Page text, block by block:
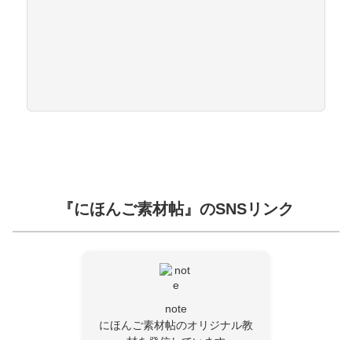
『にほんご素材帖』のSNSリンク
note
にほんご素材帖のオリジナル教